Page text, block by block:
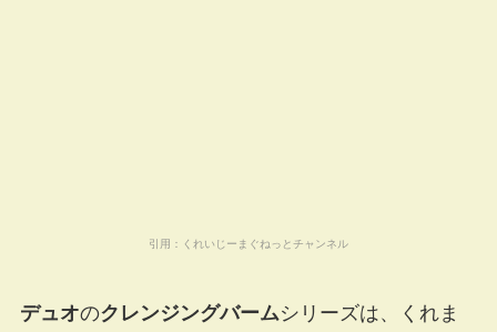
引用： くれいじーまぐねっとチャンネル
デュオのクレンジングバームシリーズは、くれま